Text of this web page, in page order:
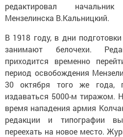
редактировал
Мензелинска В.Кальницкий.
В 1918 году, в дни
занимают белочехи.
приходится временно
период освобождения
30 октября того же года,
издаваться 5000-м тиражом.
время нападения армия
редакции и типографии
переехать на новое место.